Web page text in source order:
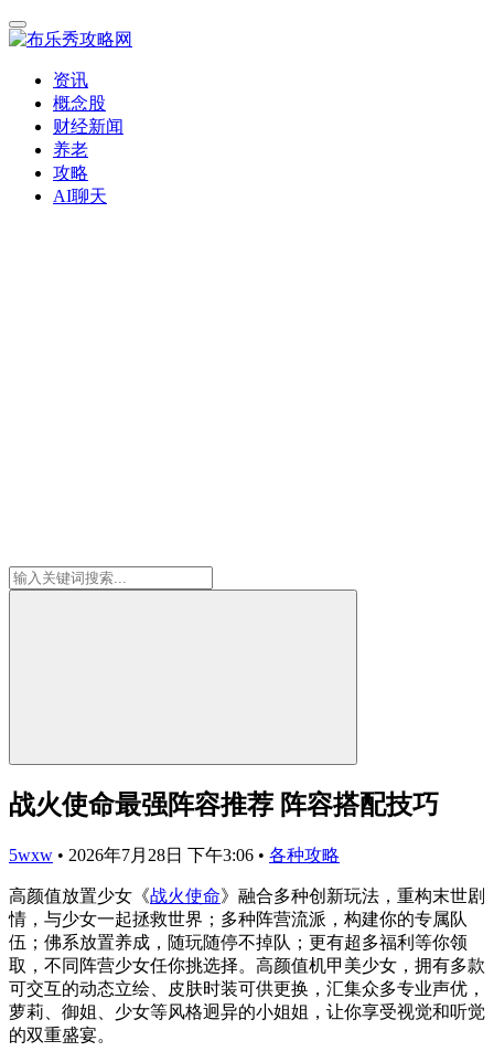
资讯
概念股
财经新闻
养老
攻略
AI聊天
战火使命最强阵容推荐 阵容搭配技巧
5wxw • 2026年7月28日 下午3:06 • 各种攻略
高颜值放置少女《战火使命》融合多种创新玩法，重构末世剧
情，与少女一起拯救世界；多种阵营流派，构建你的专属队
伍；佛系放置养成，随玩随停不掉队；更有超多福利等你领
取，不同阵营少女任你挑选择。高颜值机甲美少女，拥有多款
可交互的动态立绘、皮肤时装可供更换，汇集众多专业声优，
萝莉、御姐、少女等风格迥异的小姐姐，让你享受视觉和听觉
的双重盛宴。